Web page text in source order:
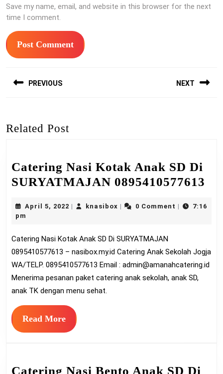
Save my name, email, and website in this browser for the next
time I comment.
navigation
PREVIOUS NEXT
Related Post
Catering Nasi Kotak Anak SD Di
SURYATMAJAN 0895410577613
Di
April 5, 2022 Aprilknasiboxknasibox0 Comment
7:16
pm
Catering Nasi Kotak Anak SD Di SURYATMAJAN
0895410577613 – nasibox.my.id Catering Anak Sekolah Jogja
WA/TELP. 0895410577613 Email : admin@amanahcatering.id
Menerima pesanan paket catering anak sekolah, anak SD,
anak TK dengan menu sehat.
Read MoreRead
More
Catering Nasi Bento Anak SD Di